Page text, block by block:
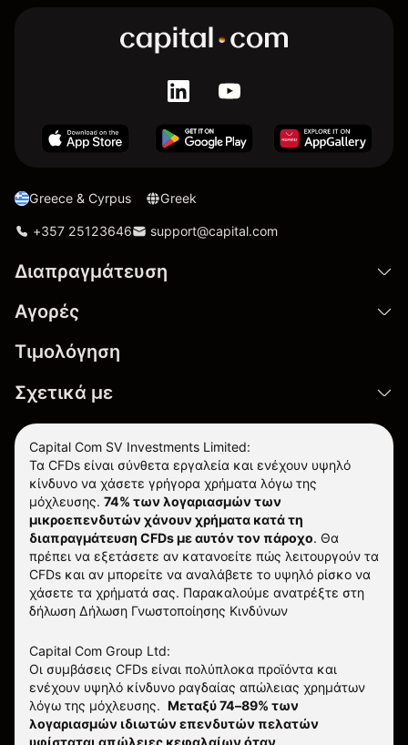
Greece & Cyrpus Greek
+357 25123646 support@capital.com
Διαπραγμάτευση
Αγορές
Τιμολόγηση
Σχετικά με
Capital Com SV Investments Limited:
Τα CFDs είναι σύνθετα εργαλεία και ενέχουν υψηλό
κίνδυνο να χάσετε γρήγορα χρήματα λόγω της
μόχλευσης. 74% των λογαριασμών των
μικροεπενδυτών χάνουν χρήματα κατά τη
διαπραγμάτευση CFDs με αυτόν τον πάροχο. Θα
πρέπει να εξετάσετε αν κατανοείτε πώς λειτουργούν τα
CFDs και αν μπορείτε να αναλάβετε το υψηλό ρίσκο να
χάσετε τα χρήματά σας. Παρακαλούμε ανατρέξτε στη
δήλωση Δήλωση Γνωστοποίησης Κινδύνων
Capital Com Group Ltd:
Οι συμβάσεις CFDs είναι πολύπλοκα προϊόντα και
ενέχουν υψηλό κίνδυνο ραγδαίας απώλειας χρημάτων
λόγω της μόχλευσης. Μεταξύ 74–89% των
λογαριασμών ιδιωτών επενδυτών πελατών
υφίσταται απώλειες κεφαλαίων όταν